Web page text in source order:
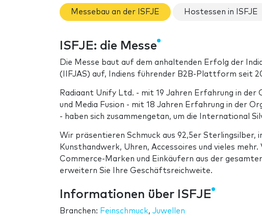
Messebau an der ISFJE Hostessen in ISFJE
ISFJE: die Messe
Die Messe baut auf dem anhaltenden Erfolg der
(IIFJAS) auf, Indiens führender B2B-Plattform seit
Radiaant Unify Ltd. - mit 19 Jahren Erfahrung in der
und Media Fusion - mit 18 Jahren Erfahrung in der
- haben sich zusammengetan, um die International
Wir präsentieren Schmuck aus 92,5er Sterlingsilber,
Kunsthandwerk, Uhren, Accessoires und vieles
Commerce-Marken und Einkäufern aus der
erweitern Sie Ihre Geschäftsreichweite.
Informationen über ISFJE
Branchen: Feinschmuck, Juwellen